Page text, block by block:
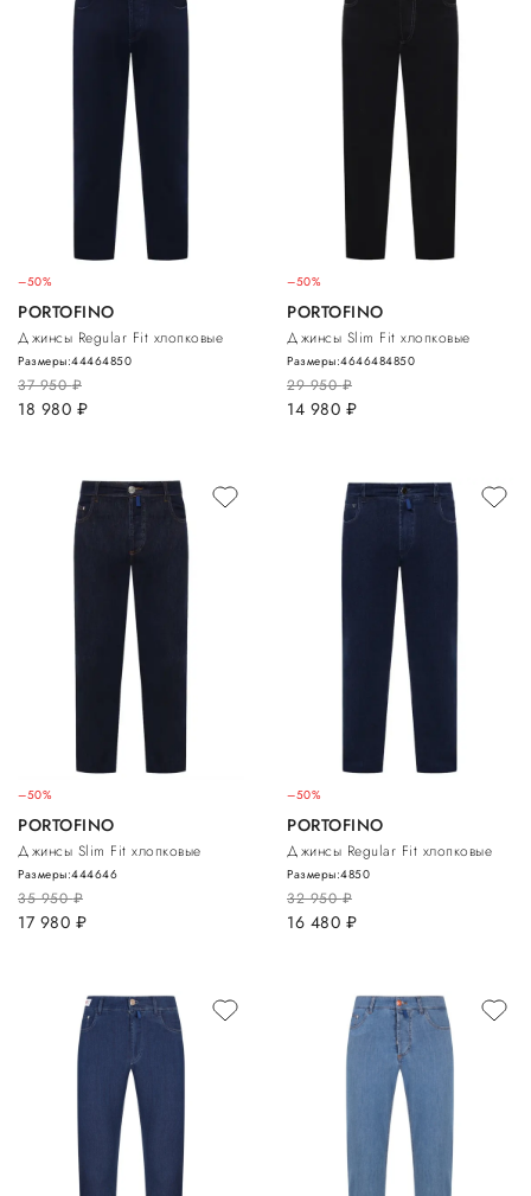
–50%
PORTOFINO
Джинсы Regular Fit хлопковые
37 950руб.
18 980 руб.
Размеры:44464850
–50%
PORTOFINO
Джинсы Slim Fit хлопковые
29 950руб.
14 980 руб.
Размеры:4646484850
–50%
PORTOFINO
Джинсы Slim Fit хлопковые
35 950руб.
17 980 руб.
Размеры:444646
–50%
PORTOFINO
Джинсы Regular Fit хлопковые
32 950руб.
16 480 руб.
Размеры:4850